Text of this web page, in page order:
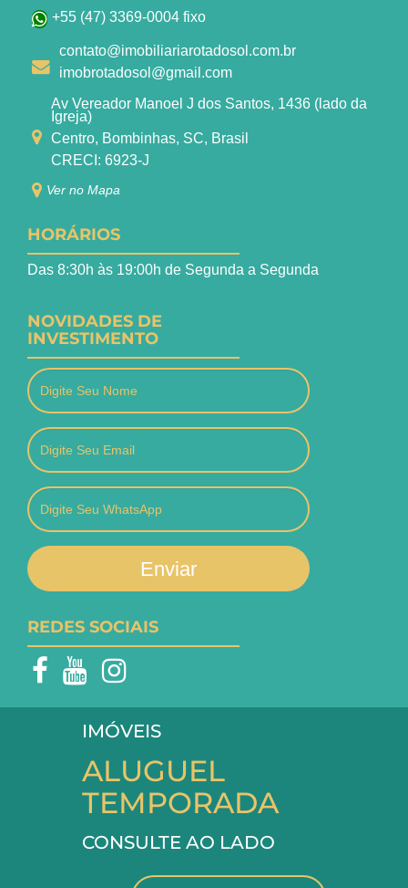
+55 (47) 3369-0004 fixo
contato@imobiliariarotadosol.com.br
imobrotadosol@gmail.com
Av Vereador Manoel J dos Santos, 1436 (lado da
Igreja)
Centro, Bombinhas, SC, Brasil
CRECI: 6923-J
Ver no Mapa
HORÁRIOS
Das 8:30h às 19:00h de Segunda a Segunda
NOVIDADES DE
INVESTIMENTO
Enviar
REDES SOCIAIS
IMÓVEIS
ALUGUEL
TEMPORADA
CONSULTE AO LADO